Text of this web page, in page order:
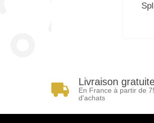
Livraison
En France à partir de
d'achats